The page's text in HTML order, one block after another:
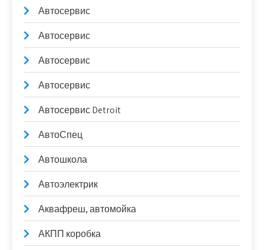
Автосервис
Автосервис
Автосервис
Автосервис
Автосервис Detroit
АвтоСпец
Автошкола
Автоэлектрик
Аквафреш, автомойка
АКПП коробка